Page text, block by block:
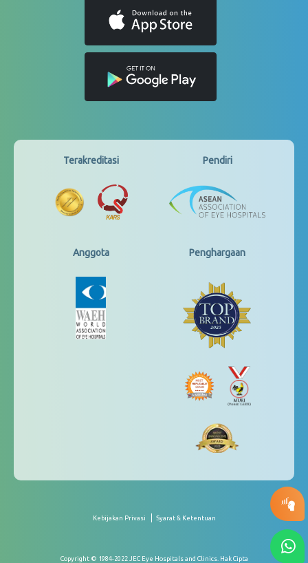
Terakreditasi Pendiri
Anggota Penghargaan
Kebijakan Privasi Syarat & Ketentuan
Copyright © 1984-2022 JEC Eye Hospitals and Clinics. Hak Cipta